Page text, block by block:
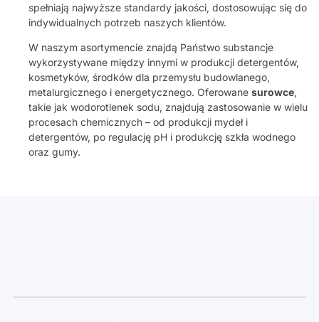
spełniają najwyższe standardy jakości, dostosowując się do
indywidualnych potrzeb naszych klientów.
W naszym asortymencie znajdą Państwo substancje
wykorzystywane między innymi w produkcji detergentów,
kosmetyków, środków dla przemysłu budowlanego,
metalurgicznego i energetycznego. Oferowane surowce,
takie jak wodorotlenek sodu, znajdują zastosowanie w wielu
procesach chemicznych – od produkcji mydeł i
detergentów, po regulację pH i produkcję szkła wodnego
oraz gumy.